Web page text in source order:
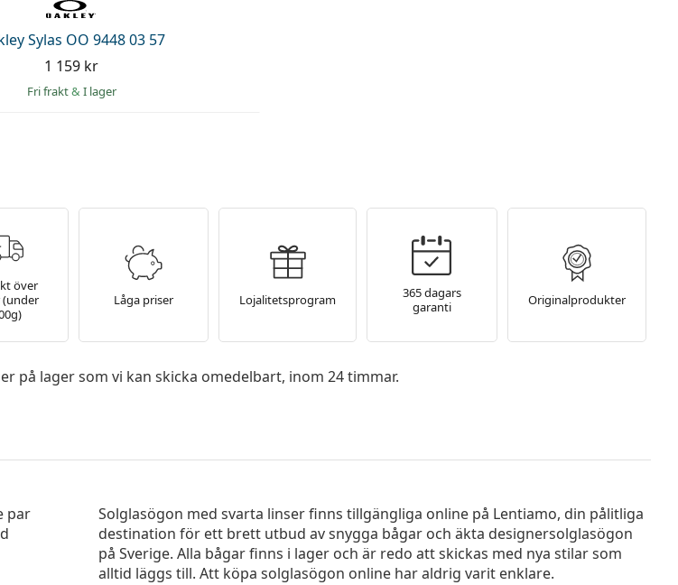
Sylas OO 9448 03 57
1 159 kr
Fri frakt& I lager
över
(under
Låga priser Lojalitetsprogram
365 dagars
garanti
Originalprodukter
på lager som vi kan skicka omedelbart, inom 24 timmar.
par
Solglasögon med svarta linser finns tillgängliga online på Lentiamo, din pålitliga
destination för ett brett utbud av snygga bågar och äkta designersolglasögon
på Sverige. Alla bågar finns i lager och är redo att skickas med nya stilar som
alltid läggs till. Att köpa solglasögon online har aldrig varit enklare.